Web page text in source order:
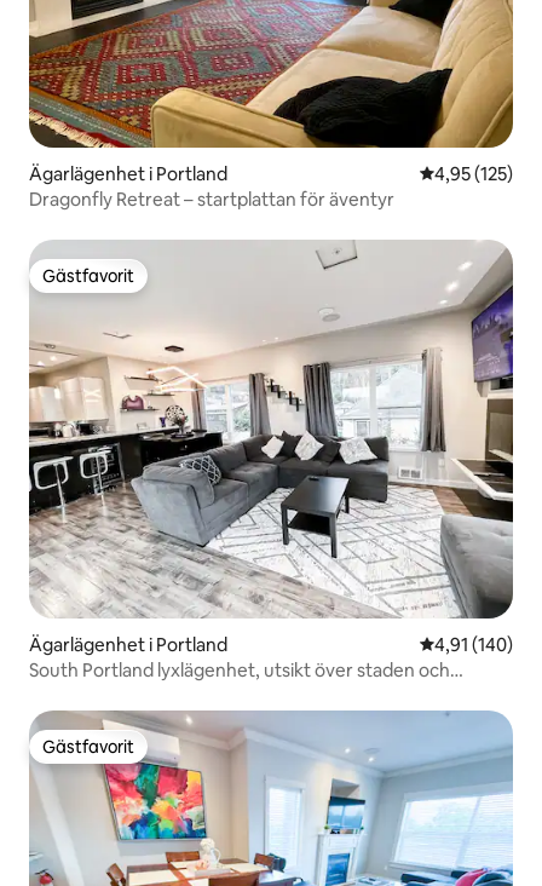
Ägarlägenhet i Portland 4,95 av 5 i
4,95 (125)
Dragonfly Retreat – startplattan för äventyr
Gästfavorit
Gästfavorit
Ägarlägenhet i Portland 4,91 av 5 i
4,91 (140)
South Portland lyxlägenhet, utsikt över staden och
Gästfavorit
Gästfavorit